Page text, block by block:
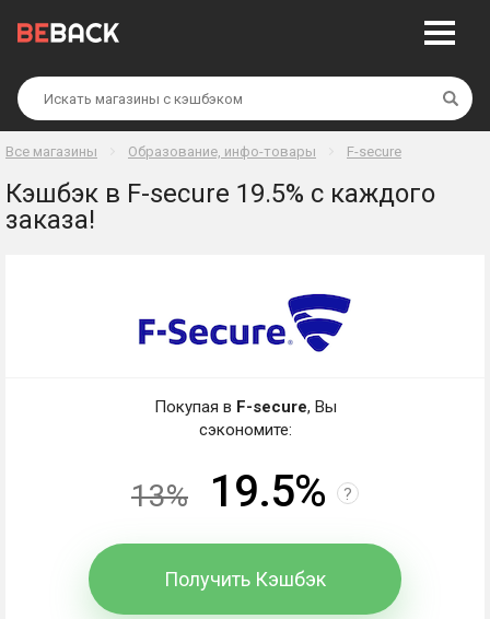
Все магазины Образование, инфо-товары F-secure
Кэшбэк в F-secure 19.5% с каждого
заказа!
Покупая в F-secure, Вы
сэкономите:
13% 19.5% ?
Получить Кэшбэк